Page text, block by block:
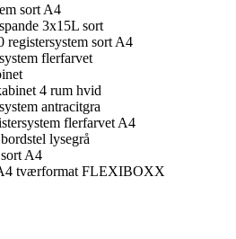
sort A4
3x15L sort
registersystem sort A4
flerfarvet
4 rum hvid
antracitgra
flerfarvet A4
lysegrå
A4
tværformat FLEXIBOXX